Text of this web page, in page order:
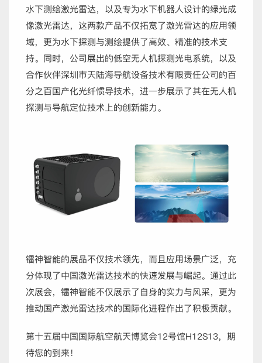
水下测绘激光雷达，以及专为水下机器人设计的绿光成
像激光雷达，这两款产品不仅拓宽了激光雷达的应用领
域，更为水下探测与测绘提供了高效、精准的技术支
持。同时，公司展出的低空无人机探测光电系统，以及
合作伙伴深圳市天陆海导航设备技术有限责任公司的百
分之百国产化光纤惯导技术，进一步展示了其在无人机
探测与导航定位技术上的创新能力。
镭神智能的展品不仅技术领先，而且应用场景广泛，充
分体现了中国激光雷达技术的快速发展与崛起。通过此
次展会，镭神智能不仅展示了自身的实力与风采，更为
推动国产激光雷达技术的国际化进程作出了积极贡献。
第十五届中国国际航空航天博览会12号馆H12S13，期
待您的到来！